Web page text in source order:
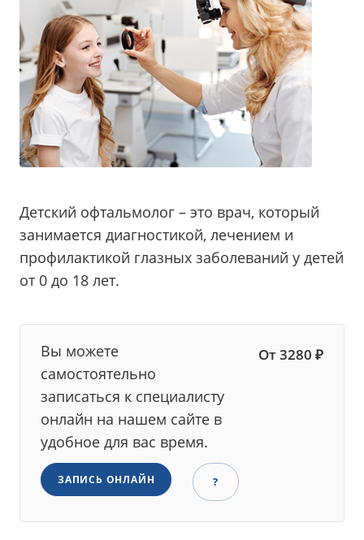
Детский офтальмолог – это врач, который
занимается диагностикой, лечением и
профилактикой глазных заболеваний у детей
от 0 до 18 лет.
Вы можете
самостоятельно
записаться к специалисту
онлайн на нашем сайте в
удобное для вас время.
От 3280 ₽
ЗАПИСЬ ОНЛАЙН ?